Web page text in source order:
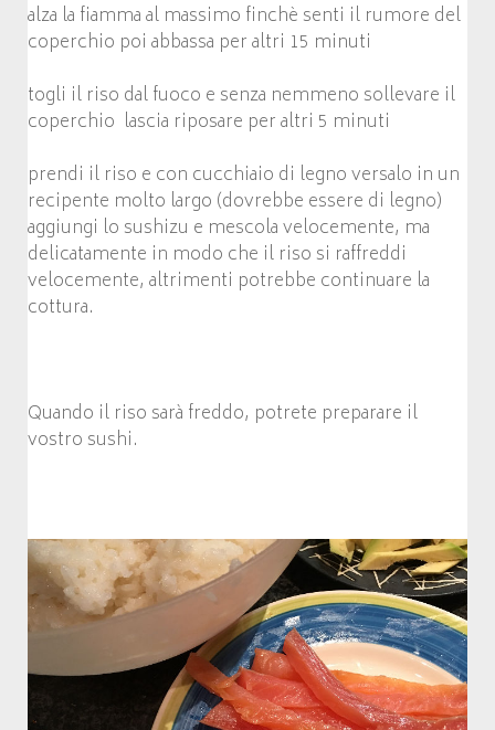
alza la fiamma al massimo finchè senti il rumore del
coperchio poi abbassa per altri 15 minuti
togli il riso dal fuoco e senza nemmeno sollevare il
coperchio lascia riposare per altri 5 minuti
prendi il riso e con cucchiaio di legno versalo in un
recipente molto largo (dovrebbe essere di legno)
aggiungi lo sushizu e mescola velocemente, ma
delicatamente in modo che il riso si raffreddi
velocemente, altrimenti potrebbe continuare la
cottura.
Quando il riso sarà freddo, potrete preparare il
vostro sushi.